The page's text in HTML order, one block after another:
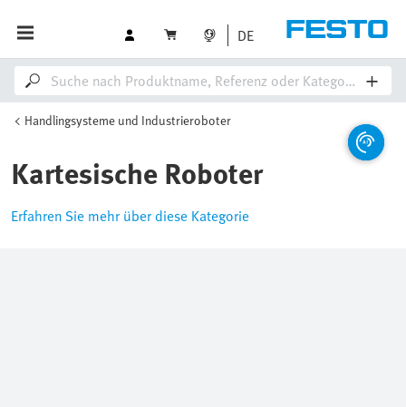
DE
Handlingsysteme und Industrieroboter
Kartesische Roboter
Erfahren Sie mehr über diese Kategorie